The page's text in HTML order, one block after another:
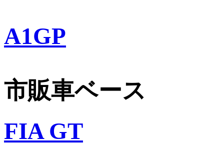
A1GP
市販車ベース
FIA GT